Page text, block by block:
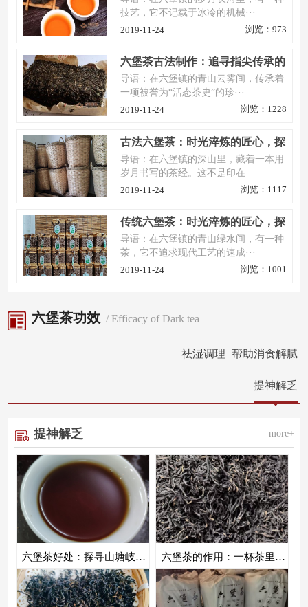
技艺，它不记载于冰冷的机械···
2019-11-24
浏览：973
六堡茶古法制作：追寻指尖传承的
活态茶史
导语：在六堡镇的青山云雾间，传承着
一项被誉为“活态茶史”的珍···
2019-11-24
浏览：1228
古法六堡茶：时光淬炼的匠心，探
寻即将失传的茶中活化石
导语：在六堡镇的深山里，藏着一本用
岁月书写的茶经。这不是印在···
2019-11-24
浏览：1117
传统六堡茶：时光淬炼的匠心，探
寻千年茶香的本真之味
导语：在六堡镇的青山绿水间，有一种
茶，它不追求现代工艺的速成···
2019-11-24
浏览：1001
六堡茶功效 / Efficacy of Dark tea
帮助消食解腻
祛湿调理
提神解乏
提神解乏 more+
六堡茶好处：探寻山塘岐六堡茶的养生奥秘 六堡茶的作用：一杯茶里藏着梧州千年的山风与烟火